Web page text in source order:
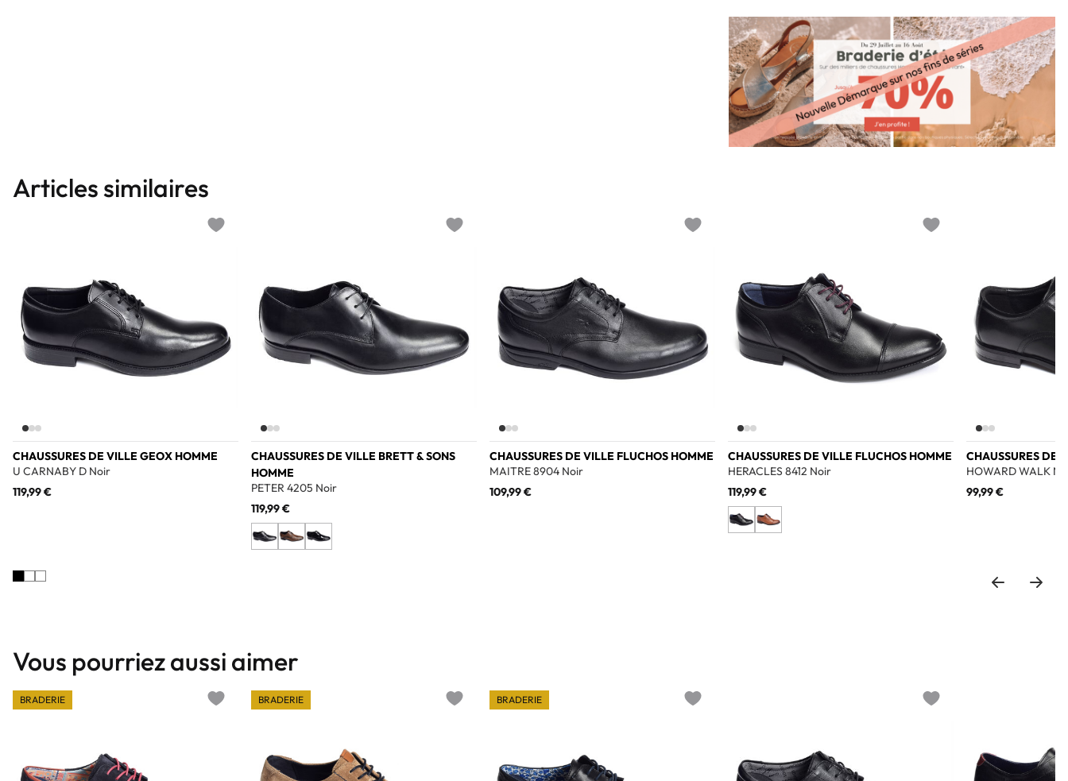
Articles similaires
CHAUSSURES DE VILLE GEOX HOMME
U CARNABY D Noir
119,99 €
CHAUSSURES DE VILLE BRETT & SONS
HOMME
PETER 4205 Noir
119,99 €
CHAUSSURES DE VILLE FLUCHOS HOMME
MAITRE 8904 Noir
109,99 €
CHAUSSURES DE VILLE FLUCHOS HOMME
HERACLES 8412 Noir
119,99 €
CHAUSSURES DE
HOWARD WALK
99,99 €
Vous pourriez aussi aimer
BRADERIE BRADERIE BRADERIE